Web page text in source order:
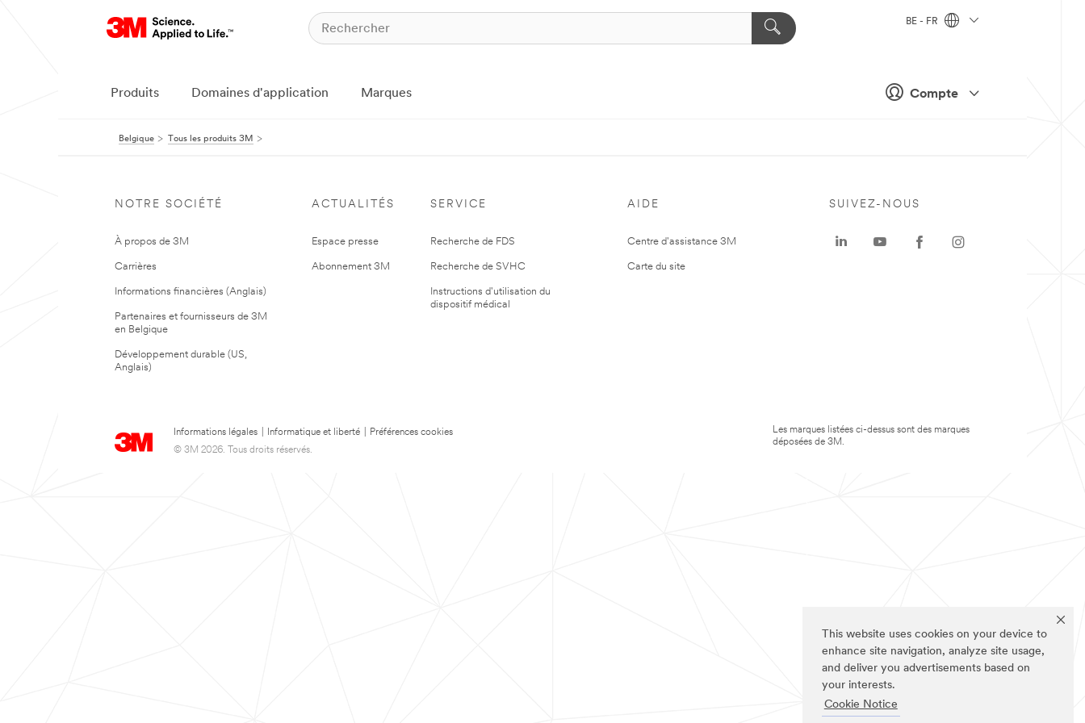
This website uses cookies on your device to
enhance site navigation, analyze site usage,
and deliver you advertisements based on
your interests.
Cookie Notice
Compte
BE - FR
Produits Domaines d'application Marques
Belgique Tous les produits 3M
NOTRE SOCIÉTÉ
À propos de 3M
Carrières
Informations financières (Anglais)
Partenaires et fournisseurs de 3M
en Belgique
Développement durable (US,
Anglais)
ACTUALITÉS
Espace presse
Abonnement 3M
SERVICE
Recherche de FDS
Recherche de SVHC
Instructions d'utilisation du
dispositif médical
AIDE
Centre d'assistance 3M
Carte du site
Informations légales Informatique et liberté
Préférences cookies
© 3M 2026. Tous droits réservés.
SUIVEZ-NOUS
Les marques listées ci-dessus sont des marques
déposées de 3M.